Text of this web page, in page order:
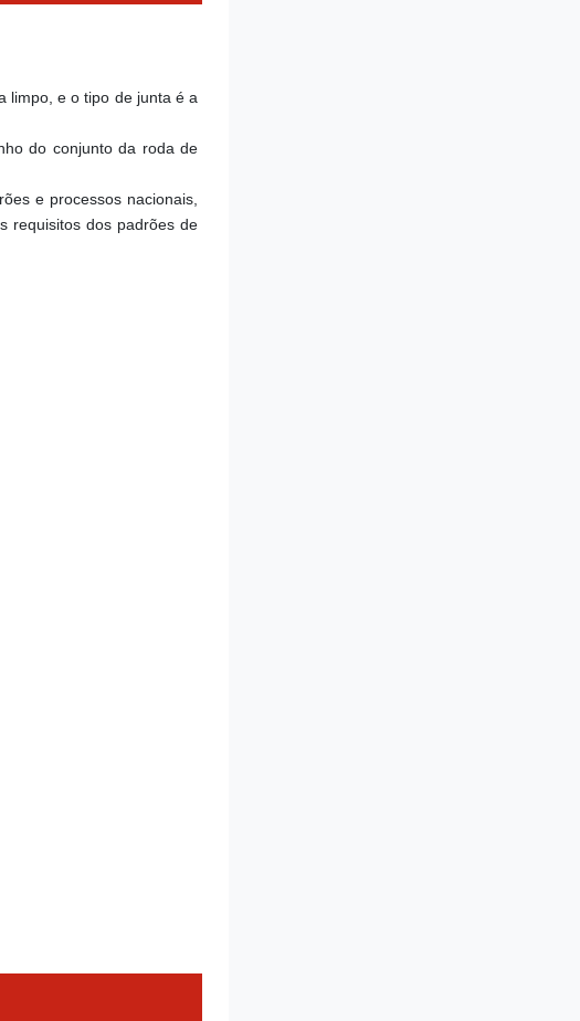
limpo, e o tipo de junta é a
do conjunto da roda de
e processos nacionais,
requisitos dos padrões de